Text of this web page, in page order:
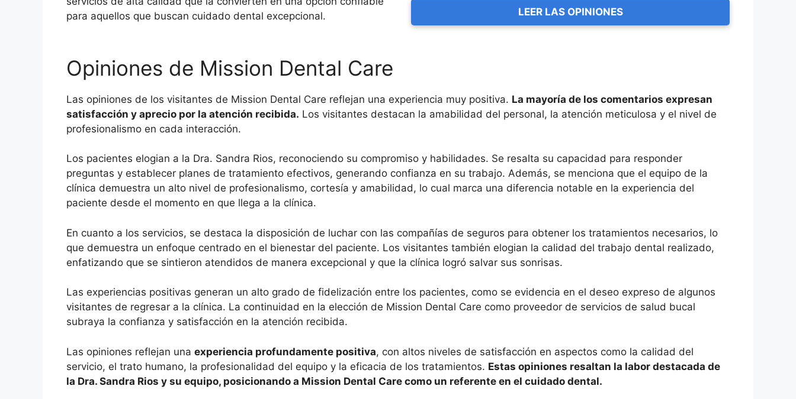
para aquellos que buscan cuidado dental excepcional.
LEER LAS OPINIONES
Opiniones de Mission Dental Care
Las opiniones de los visitantes de Mission Dental Care reflejan una experiencia muy positiva. La mayoría de los comentarios expresan
satisfacción y aprecio por la atención recibida. Los visitantes destacan la amabilidad del personal, la atención meticulosa y el nivel de
profesionalismo en cada interacción.
Los pacientes elogian a la Dra. Sandra Rios, reconociendo su compromiso y habilidades. Se resalta su capacidad para responder
preguntas y establecer planes de tratamiento efectivos, generando confianza en su trabajo. Además, se menciona que el equipo de la
clínica demuestra un alto nivel de profesionalismo, cortesía y amabilidad, lo cual marca una diferencia notable en la experiencia del
paciente desde el momento en que llega a la clínica.
En cuanto a los servicios, se destaca la disposición de luchar con las compañías de seguros para obtener los tratamientos necesarios, lo
que demuestra un enfoque centrado en el bienestar del paciente. Los visitantes también elogian la calidad del trabajo dental realizado,
enfatizando que se sintieron atendidos de manera excepcional y que la clínica logró salvar sus sonrisas.
Las experiencias positivas generan un alto grado de fidelización entre los pacientes, como se evidencia en el deseo expreso de algunos
visitantes de regresar a la clínica. La continuidad en la elección de Mission Dental Care como proveedor de servicios de salud bucal
subraya la confianza y satisfacción en la atención recibida.
Las opiniones reflejan una experiencia profundamente positiva, con altos niveles de satisfacción en aspectos como la calidad del
servicio, el trato humano, la profesionalidad del equipo y la eficacia de los tratamientos. Estas opiniones resaltan la labor destacada de
la Dra. Sandra Rios y su equipo, posicionando a Mission Dental Care como un referente en el cuidado dental.